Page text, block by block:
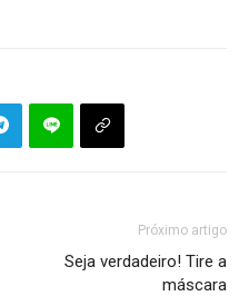
Próximo artigo
Seja verdadeiro! Tire a
máscara